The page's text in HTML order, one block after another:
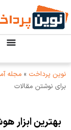
نوین پرداخت » مجله
برای نوشتن مقالات
بهترین ابزار